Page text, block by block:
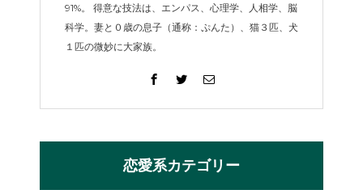
91%。 得意な技法は、エンパス、心理学、人相学、脳
科学。妻と０歳の息子（通称：ぷんた）、猫３匹、犬
１匹の微妙に大家族。
恋愛系カテゴリー